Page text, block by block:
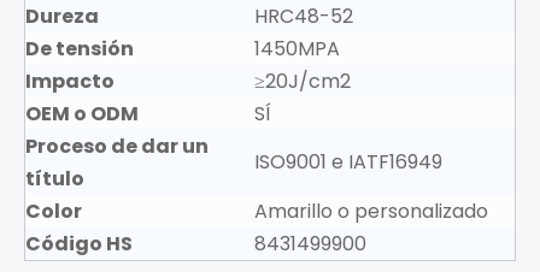
Dureza
HRC48-52
De tensión
1450MPA
Impacto
≥20J/cm2
OEM o ODM
SÍ
Proceso de dar un
título
ISO9001 e IATF16949
Color
Amarillo o personalizado
Código HS
8431499900